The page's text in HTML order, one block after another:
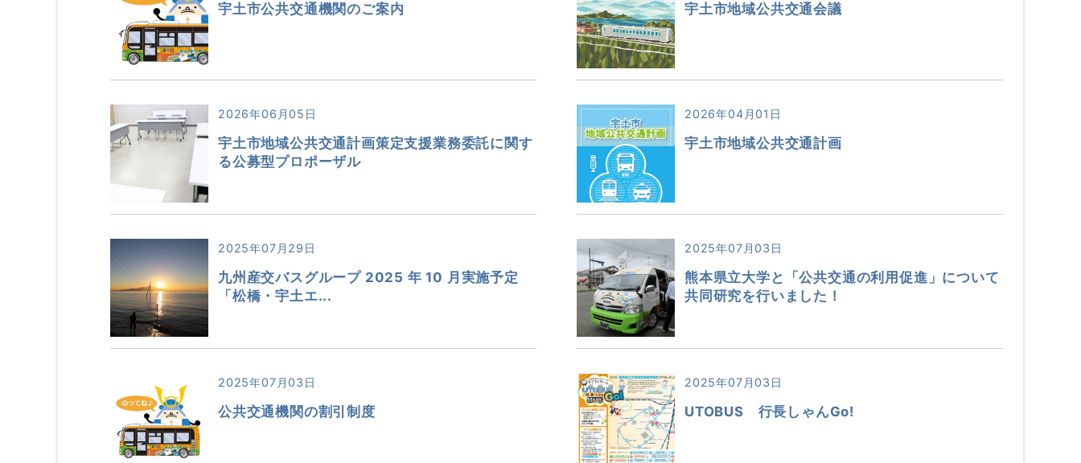
宇土市公共交通機関のご案内 宇土市地域公共交通会議
2026年06月05日
宇土市地域公共交通計画策定支援業務委託に関す
る公募型プロポーザル
2026年04月01日
宇土市地域公共交通計画
2025年07月29日
九州産交バスグループ 2025 年 10 月実施予定
「松橋・宇土エ...
2025年07月03日
熊本県立大学と「公共交通の利用促進」について
共同研究を行いました！
2025年07月03日
公共交通機関の割引制度
2025年07月03日
UTOBUS 行長しゃんGo!